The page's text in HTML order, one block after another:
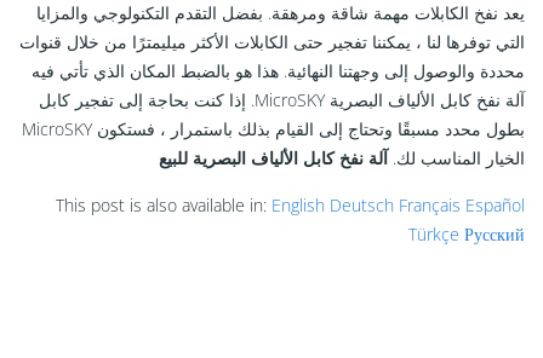
يعد نفخ الكابلات مهمة شاقة ومرهقة. بفضل التقدم التكنولوجي والمزايا
التي توفرها لنا ، يمكننا تفجير حتى الكابلات الأكثر ميليمترًا من خلال قنوات
محددة والوصول إلى وجهتنا النهائية. هذا هو بالضبط المكان الذي تأتي فيه
آلة نفخ كابل الألياف البصرية MicroSKY. إذا كنت بحاجة إلى تفجير كابل
بطول محدد مسبقًا وتحتاج إلى القيام بذلك باستمرار ، فستكون MicroSKY
الخيار المناسب لك. آلة نفخ كابل الألياف البصرية للبيع
This post is also available in: English Deutsch Français Español
Türkçe Русский